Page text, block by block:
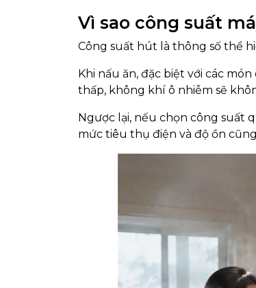
Vì sao công suất
Công suất hút là thông số thể
Khi nấu ăn, đặc biệt với các
thấp, không khí ô nhiễm sẽ
Ngược lại, nếu chọn công suất
mức tiêu thụ điện và độ ồn